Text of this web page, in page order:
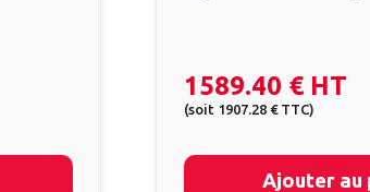
1589.40 € HT
(soit 1907.28 € TTC)
Ajouter au